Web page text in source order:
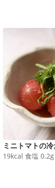
ミニトマトの
19kcal 食塩 0.2g